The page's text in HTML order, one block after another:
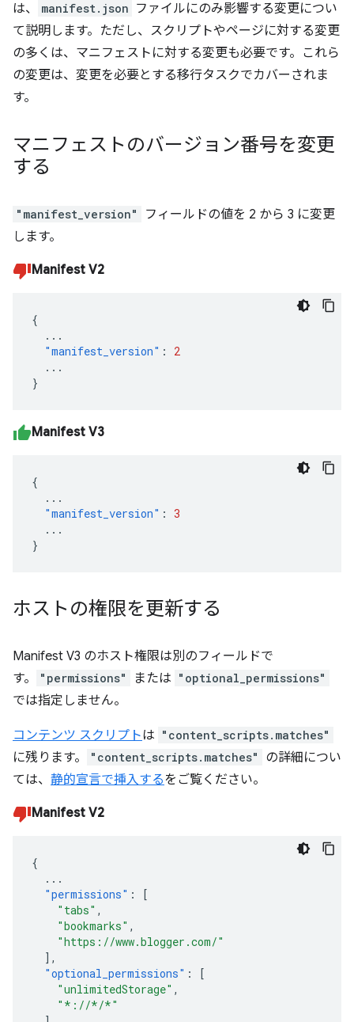
は、
manifest.json ファイルにのみ影響する変更につい
て説明します。ただし、スクリプトやページに対する変更
の多くは、マニフェストに対する変更も必要です。これら
の変更は、変更を必要とする移行タスクでカバーされま
す。
マニフェストのバージョン番号を変更
する
"manifest_version"
フィールドの値を 2 から 3 に変更
します。
Manifest V2
{
...
"manifest_version" :
2
...
}
Manifest V3
{
...
"manifest_version" : 3
...
}
ホストの権限を更新する
Manifest V3 のホスト権限は別のフィールドで
す。
"permissions" または "optional_permissions"
では指定しません。
コンテンツ スクリプトは "content_scripts.matches"
に残ります。 "content_scripts.matches"
の詳細につい
ては、 静的宣言で挿入するをご覧ください。
Manifest V2
{
...
"permissions" :
[
"tabs" ,
"bookmarks" ,
"https://www.blogger.com/"
],
"optional_permissions" :
[
"unlimitedStorage" ,
"*://*/*"